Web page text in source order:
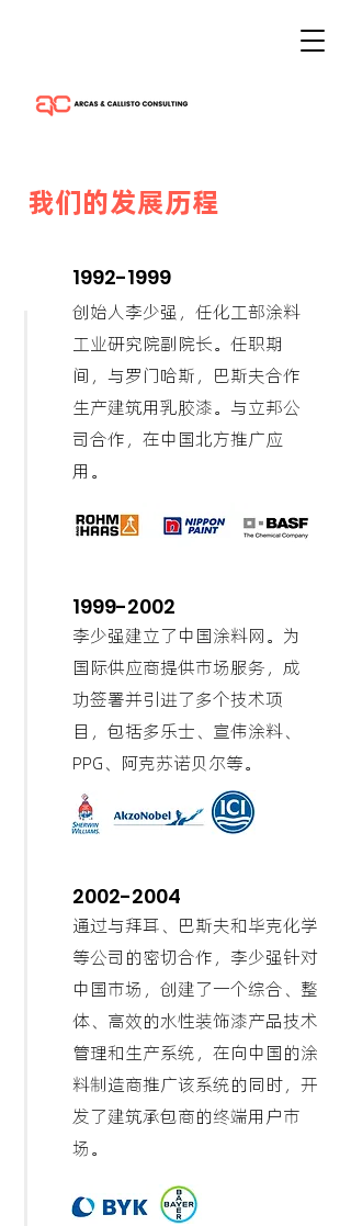
我们的发展历程
1992-1999
创始人李少强，任化工部涂料
工业研究院副院长。任职期
间，与罗门哈斯，巴斯夫合作
生产建筑用乳胶漆。与立邦公
司合作，在中国北方推广应
用。
1999-2002
李少强建立了中国涂料网。为
国际供应商提供市场服务，成
功签署并引进了多个技术项
目，包括多乐士、宣伟涂料、
PPG、阿克苏诺贝尔等。
2002-2004
通过与拜耳、巴斯夫和毕克化学
等公司的密切合作，李少强针对
中国市场，创建了一个综合、整
体、高效的水性装饰漆产品技术
管理和生产系统，在向中国的涂
料制造商推广该系统的同时，开
发了建筑承包商的终端用户市
场。